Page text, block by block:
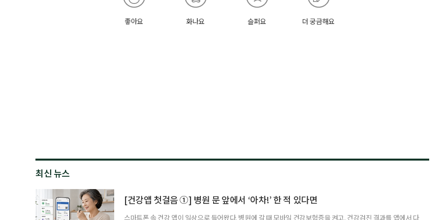
좋아요 화나요 슬퍼요 더 궁금해요
최신 뉴스
[건강앱 첫걸음 ①] 병원 문 앞에서 ‘아차!’ 한 적 있다면
스마트폰 속 건강 앱이 일상으로 들어왔다. 병원에 갈 때 모바일 건강보험증을 켜고, 건강검진 결과를 앱에서 다